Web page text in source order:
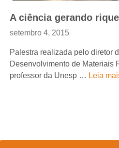
A ciência gerando
setembro 4, 2015
Palestra realizada pelo diretor
Desenvolvimento de Materiais
professor da Unesp … Leia